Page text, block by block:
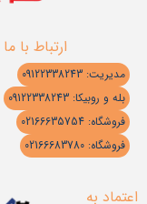
ارتباط با ما
مدیریت: 09122338243
بله و روبیکا: 09122338243
فروشگاه: 02166635754
فروشگاه: 02166683780
اعتماد به